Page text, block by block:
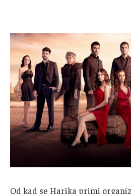
Od kad se Harika primi